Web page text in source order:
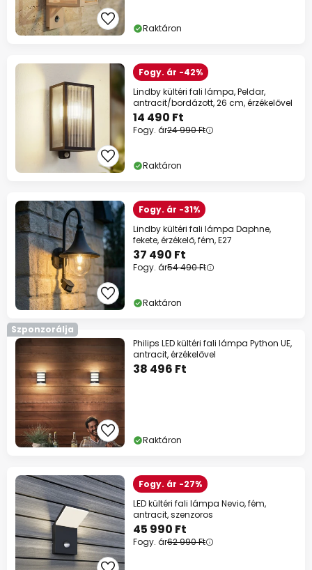
Raktáron
Fogy. ár -42%
Lindby kültéri fali lámpa, Peldar,
antracit/bordázott, 26 cm, érzékelővel
14 490 Ft
Fogy. ár24 990 Ft
Raktáron
Fogy. ár -31%
Lindby kültéri fali lámpa Daphne,
fekete, érzékelő, fém, E27
37 490 Ft
Fogy. ár54 490 Ft
Raktáron
Szponzorálja
Philips LED kültéri fali lámpa Python UE,
antracit, érzékelővel
38 496 Ft
Raktáron
Fogy. ár -27%
LED kültéri fali lámpa Nevio, fém,
antracit, szenzoros
45 990 Ft
Fogy. ár62 990 Ft